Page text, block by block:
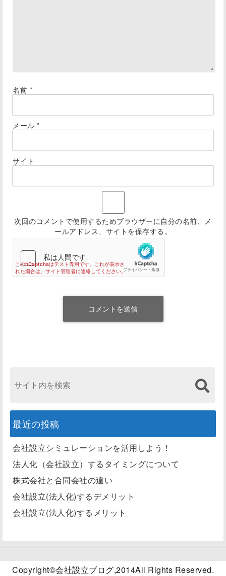
名前 *
メール *
サイト
次回のコメントで使用するためブラウザーに自分の名前、メ
ールアドレス、サイトを保存する。
最近の投稿
会社設立シミュレーションを活用しよう！
法人化（会社設立）するタイミングについて
株式会社と合同会社の違い
会社設立(法人化)するデメリット
会社設立(法人化)するメリット
Copyright©会社設立ブログ,2014All Rights Reserved.